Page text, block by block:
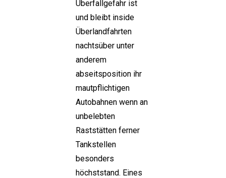
Überfallgefahr ist
und bleibt inside
Überlandfahrten
nachtsüber unter
anderem
abseitsposition ihr
mautpflichtigen
Autobahnen wenn an
unbelebten
Raststätten ferner
Tankstellen
besonders
höchststand. Eines